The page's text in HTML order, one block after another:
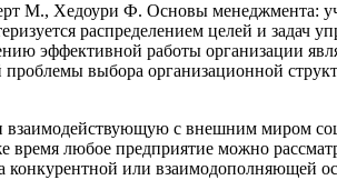
Хедоури Ф. Основы менеджмента:
распределением целей и задач
эффективной работы организации
выбора организационной
с внешним миром
любое предприятие можно
или взаимодополняющей